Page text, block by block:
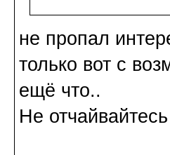
не пропал
только вот с
ещё что..
Не